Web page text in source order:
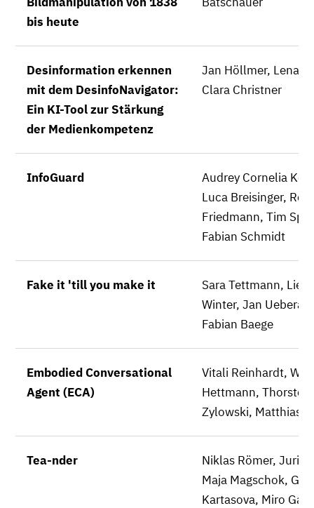
bis heute
Desinformation erkennen
mit dem DesinfoNavigator:
Ein KI-Tool zur Stärkung
der Medienkompetenz
Jan Höllmer, Lena
Clara Christner
InfoGuard
Audrey Cornelia
Luca Breisinger,
Friedmann, Tim
Fabian Schmidt
Fake it 'till you make it
Sara Tettmann,
Winter, Jan
Fabian Baege
Embodied Conversational
Agent (ECA)
Vitali Reinhardt,
Hettmann, Thorsten
Zylowski, Matthias
Tea-nder
Niklas Römer, Juri
Maja Magschok,
Kartasova, Miro